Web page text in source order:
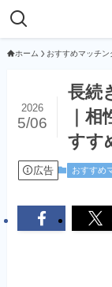
ホーム おすすめマッチン
長続
｜
すす
2026
5/06
広告 おすすめ